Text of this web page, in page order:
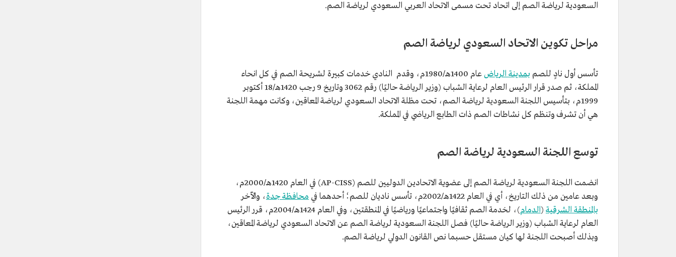
السعودية لرياضة الصم إلى اتحاد تحت مسمى الاتحاد العربي السعودي لرياضة الصم.
مراحل تكوين الاتحاد السعودي لرياضة الصم
تأسس أول نادٍ للصم بمدينة الرياض
عام 1400هـ/1980م، وقدم النادي خدمات كبيرة لشريحة الصم في كل انحاء
المملكة، ثم صدر قرار الرئيس العام لرعاية الشباب (وزير الرياضة حاليًا) رقم 3062 وتاريخ 9 رجب 1420هـ/18 أكتوبر
1999م، بتأسيس اللجنة السعودية لرياضة الصم، تحت مظلة الاتحاد السعودي لرياضة المعاقين، وكانت مهمة اللجنة
هي أن تشرف وتنظم كل نشاطات الصم ذات الطابع الرياضي في المملكة.
توسع اللجنة السعودية لرياضة الصم
انضمت اللجنة السعودية لرياضة الصم إلى عضوية الاتحادين الدوليين للصم (AP-CISS) في العام 1420هـ/2000م،
وبعد عامين من ذلك التاريخ، أي في العام 1422هـ/2002م، تأسس ناديان للصم؛ أحدهما في
محافظة جدة، والآخر
بالمنطقة الشرقية (الدمام
)، لخدمة الصم ثقافيًا واجتماعيًا ورياضيًا في المنطقتين، وفي العام 1424هـ/2004م، قرر الرئيس
العام لرعاية الشباب (وزير الرياضة حاليًا) فصل اللجنة السعودية لرياضة الصم عن الاتحاد السعودي لرياضة المعاقين،
وبذلك أصبحت اللجنة لها كيان مستقل حسبما نص القانون الدولي لرياضة الصم.